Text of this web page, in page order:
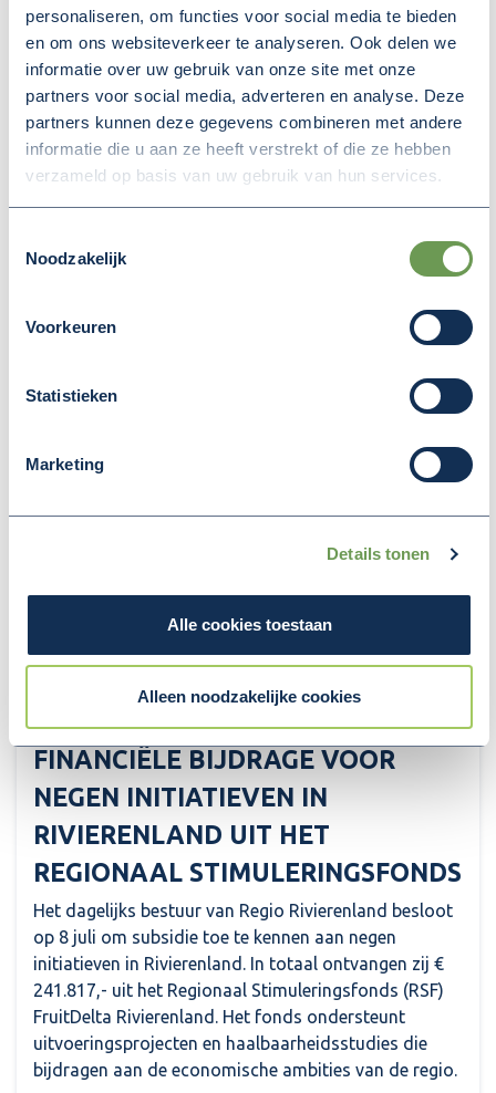
personaliseren, om functies voor social media te bieden
en om ons websiteverkeer te analyseren. Ook delen we
informatie over uw gebruik van onze site met onze
partners voor social media, adverteren en analyse. Deze
partners kunnen deze gegevens combineren met andere
informatie die u aan ze heeft verstrekt of die ze hebben
verzameld op basis van uw gebruik van hun services.
Noodzakelijk
Voorkeuren
Statistieken
Marketing
Details tonen
Alle cookies toestaan
Alleen noodzakelijke cookies
van der Plas (BBB).
Deel deze pagina
(Opent in een nieuw venster)
(Opent in een nieuw
(Opent in een nieuw
14 juli 2026
FINANCIËLE BIJDRAGE VOOR
NEGEN INITIATIEVEN IN
RIVIERENLAND UIT HET
REGIONAAL STIMULERINGSFONDS
Het dagelijks bestuur van Regio Rivierenland besloot
op 8 juli om subsidie toe te kennen aan negen
initiatieven in Rivierenland. In totaal ontvangen zij €
241.817,- uit het Regionaal Stimuleringsfonds (RSF)
FruitDelta Rivierenland. Het fonds ondersteunt
uitvoeringsprojecten en haalbaarheidsstudies die
bijdragen aan de economische ambities van de regio.